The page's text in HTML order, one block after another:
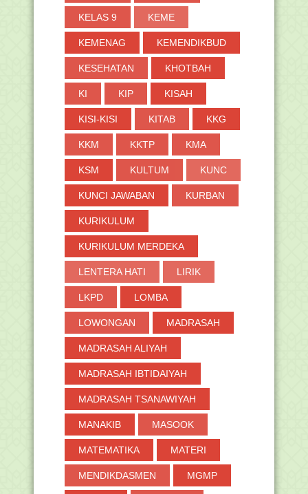
KELAS 9 KEME
KEMENAG KEMENDIKBUD
KESEHATAN KHOTBAH
KI KIP KISAH
KISI-KISI KITAB KKG
KKM KKTP KMA
KSM KULTUM KUNC
KUNCI JAWABAN KURBAN
KURIKULUM
KURIKULUM MERDEKA
LENTERA HATI LIRIK
LKPD LOMBA
LOWONGAN MADRASAH
MADRASAH ALIYAH
MADRASAH IBTIDAIYAH
MADRASAH TSANAWIYAH
MANAKIB MASOOK
MATEMATIKA MATERI
MENDIKDASMEN MGMP